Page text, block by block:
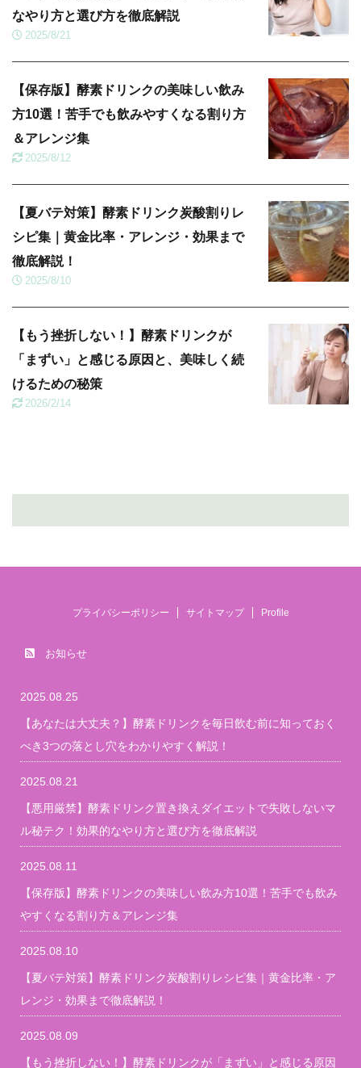
なやり方と選び方を徹底解説
2025/8/21
【保存版】酵素ドリンクの美味しい飲み
方10選！苦手でも飲みやすくなる割り方
＆アレンジ集
2025/8/12
【夏バテ対策】酵素ドリンク炭酸割りレ
シピ集｜黄金比率・アレンジ・効果まで
徹底解説！
2025/8/10
【もう挫折しない！】酵素ドリンクが
「まずい」と感じる原因と、美味しく続
けるための秘策
2026/2/14
プライバシーポリシー サイトマップ Profile
お知らせ
2025.08.25
【あなたは大丈夫？】酵素ドリンクを毎日飲む前に知っておく
べき3つの落とし穴をわかりやすく解説！
2025.08.21
【悪用厳禁】酵素ドリンク置き換えダイエットで失敗しないマ
ル秘テク！効果的なやり方と選び方を徹底解説
2025.08.11
【保存版】酵素ドリンクの美味しい飲み方10選！苦手でも飲み
やすくなる割り方＆アレンジ集
2025.08.10
【夏バテ対策】酵素ドリンク炭酸割りレシピ集｜黄金比率・ア
レンジ・効果まで徹底解説！
2025.08.09
【もう挫折しない！】酵素ドリンクが「まずい」と感じる原因